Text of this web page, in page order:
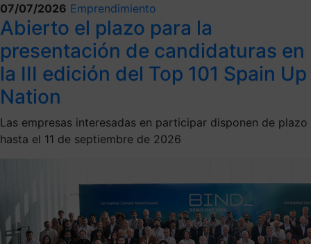
07/07/2026 Emprendimiento
Abierto el plazo para la
presentación de candidaturas en
la III edición del Top 101 Spain Up
Nation
Las empresas interesadas en participar disponen de plazo
hasta el 11 de septiembre de 2026